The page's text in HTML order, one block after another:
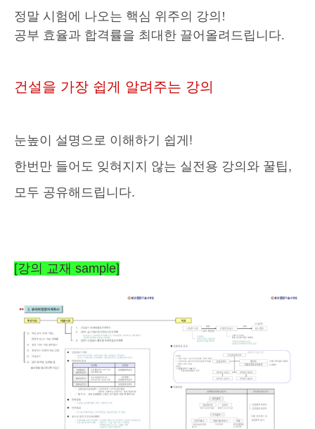
정말 시험에 나오는 핵심 위주의 강의!
공부 효율과 합격률을 최대한 끌어올려드립니다.
건설을 가장 쉽게 알려주는 강의
눈높이 설명으로 이해하기 쉽게 !
한번만 들어도 잊혀지지 않는 실전용 강의와 꿀팁 ,
모두 공유해드립니다.
[강의 교재 sample]